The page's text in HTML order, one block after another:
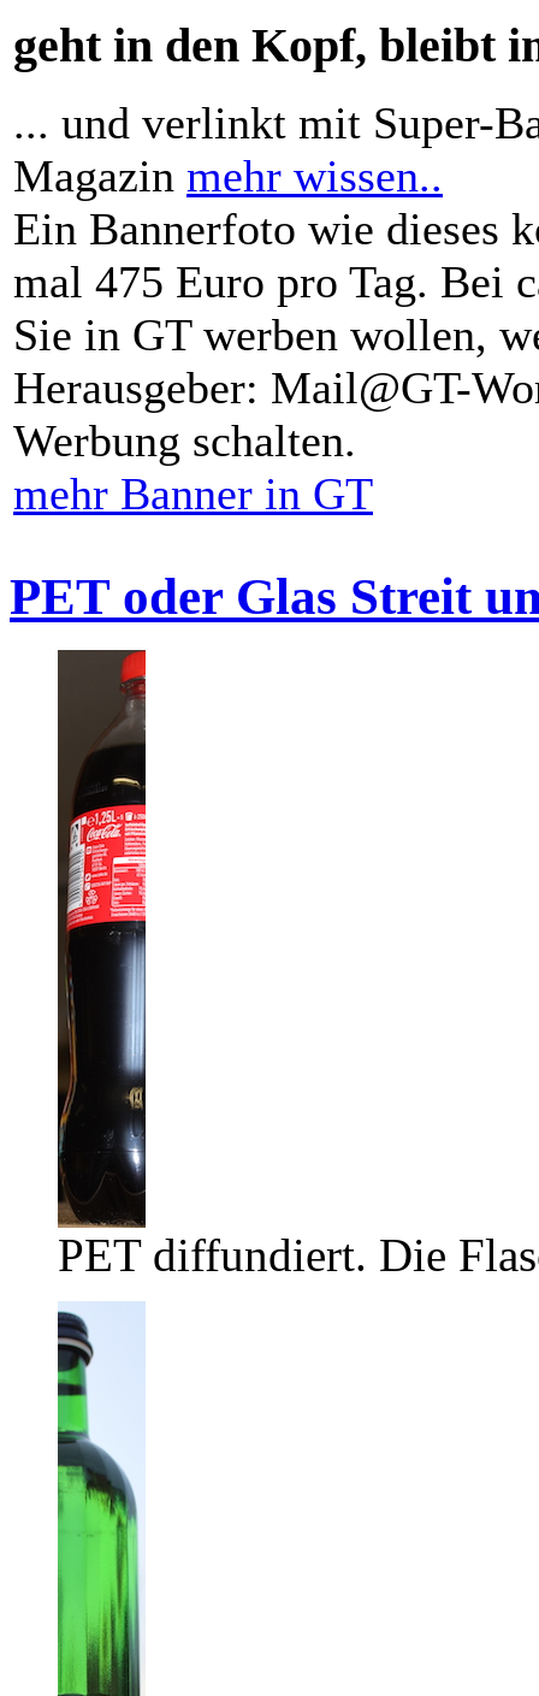
geht in den Kopf, bleibt
... und verlinkt mit Super-
Magazin mehr wissen..
Ein Bannerfoto wie dieses
mal 475 Euro pro Tag. Bei
Sie in GT werben wollen,
Herausgeber: Mail@GT-
Werbung schalten.
mehr Banner in GT
PET oder Glas Streit
PET diffundiert. Die